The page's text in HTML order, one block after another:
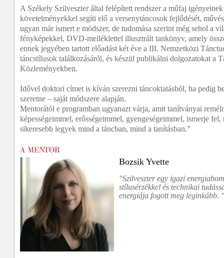
A Székely Szilveszter által felépített rendszer a műfaj
követelményekkel segíti elő a versenytáncosok fejlődését,
ugyan már ismert e módszer, de tudomása szerint még sehol a
fényképekkel, DVD-melléklettel illusztrált tankönyv, amely
ennek jegyében tartott előadást két éve a III. Nemzetközi
táncstílusok találkozásáról, és készül publikálni dolgozatokat a
Közleményekben.
Idővel doktori címet is kíván szerezni táncoktatásból, ha pedig
szeretne – saját módszere alapján.
Mentorától e programban ugyanazt várja, amit tanítványai
képességeimmel, erősségeimmel, gyengeségeimmel, ismerje
sikeresebb legyek mind a táncban, mind a tanításban.”
Bozsik Yvette
"Szilveszter egy igazi
stílusérzékkel és technikai
energiája fogott meg leginkább. "